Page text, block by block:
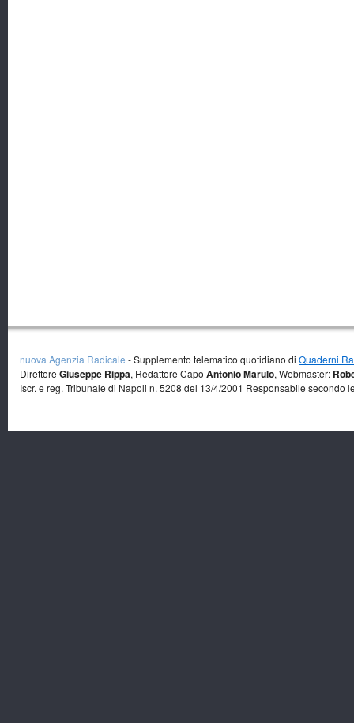
nuova Agenzia Radicale - Supplemento telematico quotidiano di Quaderni
Direttore Giuseppe Rippa, Redattore Capo Antonio Marulo, Webmaster:
Iscr. e reg. Tribunale di Napoli n. 5208 del 13/4/2001 Responsabile secondo